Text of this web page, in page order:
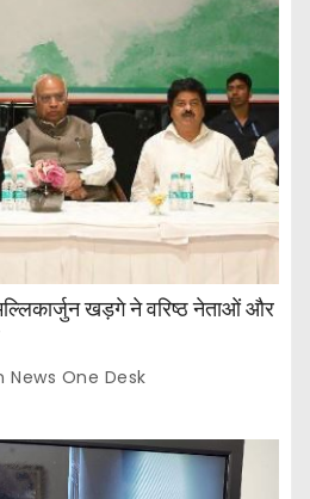
खड़गे ने वरिष्ठ नेताओं और
News One Desk